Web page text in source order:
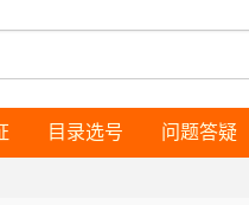
目录选号
目录选号
问题答疑
问题答疑